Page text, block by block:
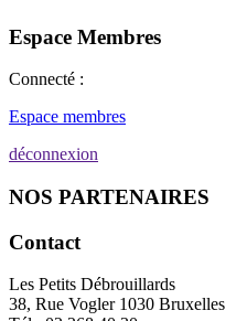
Espace Membres
Connecté :
Espace membres
déconnexion
NOS PARTENAIRES
Contact
Les Petits Débrouillards
38, Rue Vogler 1030 Bruxelles